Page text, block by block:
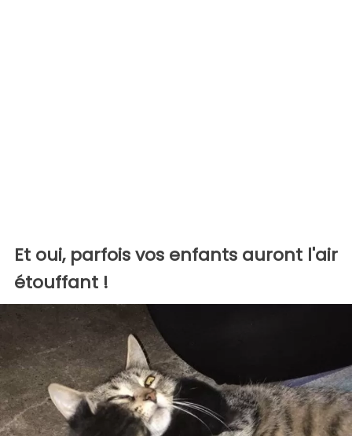
Et oui, parfois vos enfants auront l'air
étouffant !